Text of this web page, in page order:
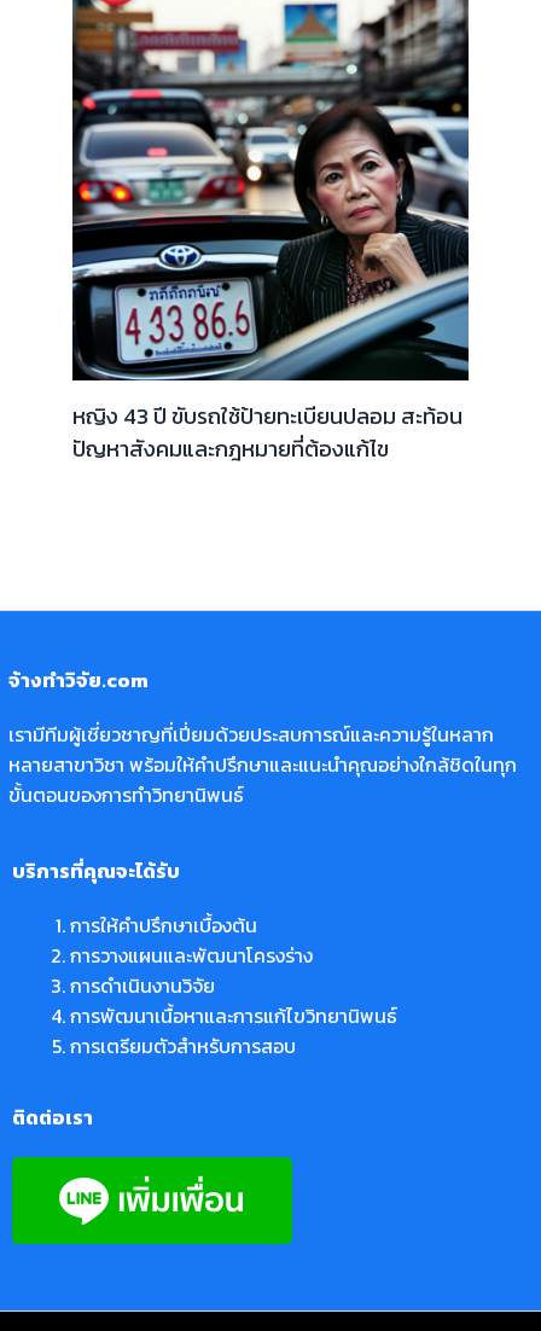
หญิง 43 ปี ขับรถใช้ป้ายทะเบียนปลอม สะท้อน
ปัญหาสังคมและกฎหมายที่ต้องแก้ไข
จ้างทำวิจัย.com
เรามีทีมผู้เชี่ยวชาญที่เปี่ยมด้วยประสบการณ์และความรู้ในหลาก
หลายสาขาวิชา พร้อมให้คำปรึกษาและแนะนำคุณอย่างใกล้ชิดในทุก
ขั้นตอนของการทำวิทยานิพนธ์
บริการที่คุณจะได้รับ
การให้คำปรึกษาเบื้องต้น
การวางแผนและพัฒนาโครงร่าง
การดำเนินงานวิจัย
การพัฒนาเนื้อหาและการแก้ไขวิทยานิพนธ์
การเตรียมตัวสำหรับการสอบ
ติดต่อเรา